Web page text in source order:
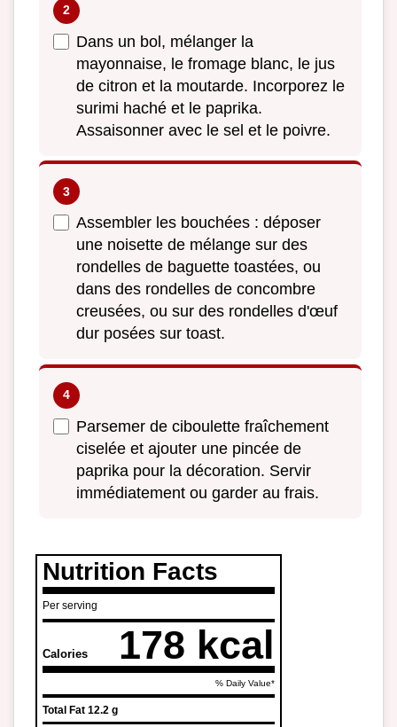
Dans un bol, mélanger la
mayonnaise, le fromage blanc, le jus
de citron et la moutarde. Incorporez le
surimi haché et le paprika.
Assaisonner avec le sel et le poivre.
Assembler les bouchées : déposer
une noisette de mélange sur des
rondelles de baguette toastées, ou
dans des rondelles de concombre
creusées, ou sur des rondelles d'œuf
dur posées sur toast.
Parsemer de ciboulette fraîchement
ciselée et ajouter une pincée de
paprika pour la décoration. Servir
immédiatement ou garder au frais.
Nutrition Facts
Per serving
Calories 178 kcal
% Daily Value*
Total Fat 12.2 g